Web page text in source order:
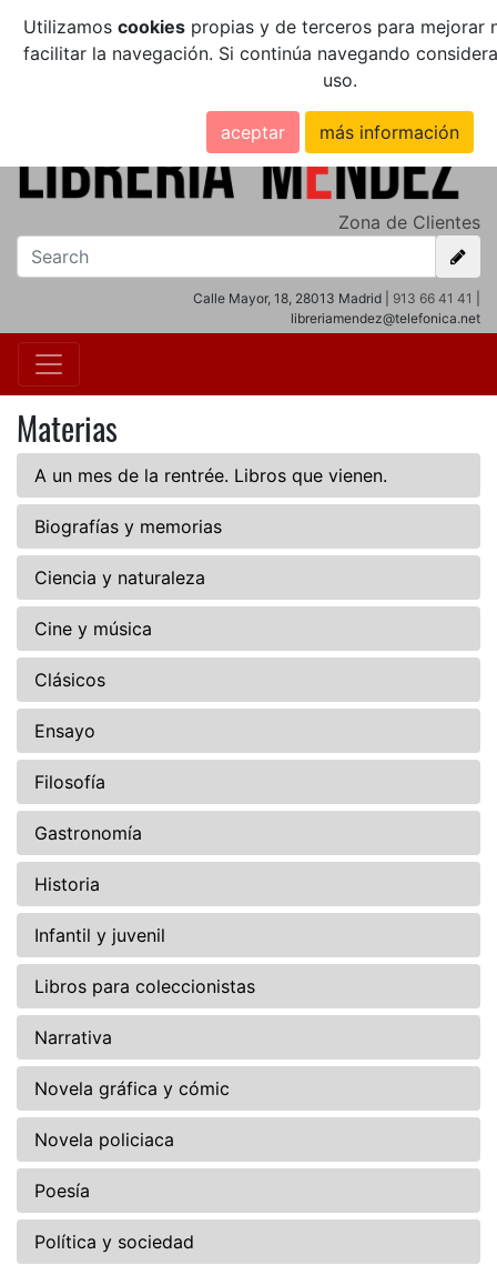
Utilizamos cookiespropias y de terceros para mejorar
facilitar la navegación. Si continúa navegando
uso.
aceptar más información
Zona de Clientes
Calle Mayor, 18, 28013 Madrid | 913 66 41 41
libreriamendez@telefonica.net
Materias
A un mes de la rentrée. Libros que vienen.
Biografías y memorias
Ciencia y naturaleza
Cine y música
Clásicos
Ensayo
Filosofía
Gastronomía
Historia
Infantil y juvenil
Libros para coleccionistas
Narrativa
Novela gráfica y cómic
Novela policiaca
Poesía
Política y sociedad